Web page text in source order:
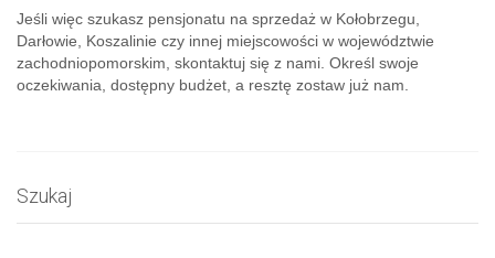
Jeśli więc szukasz pensjonatu na sprzedaż w Kołobrzegu,
Darłowie, Koszalinie czy innej miejscowości w województwie
zachodniopomorskim, skontaktuj się z nami. Określ swoje
oczekiwania, dostępny budżet, a resztę zostaw już nam.
Szukaj